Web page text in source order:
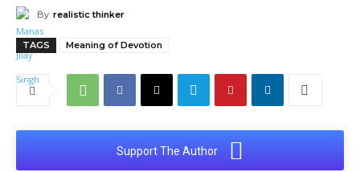
By realistic thinker
TAGS Meaning of Devotion
Support The Author